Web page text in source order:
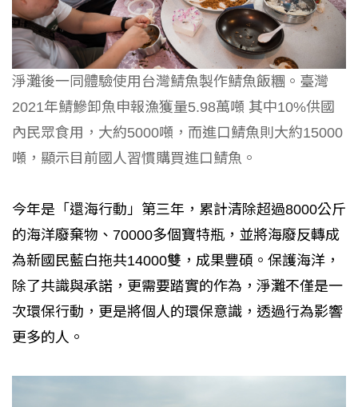
淨灘後一同體驗使用台灣鯖魚製作鯖魚飯糰。臺灣
2021年鯖鰺卸魚申報漁獲量5.98萬噸 其中10%供國
內民眾食用，大約5000噸，而進口鯖魚則大約15000
噸，顯示目前國人習慣購買進口鯖魚。
今年是「還海行動」第三年，累計清除超過8000公斤
的海洋廢棄物、70000多個寶特瓶，並將海廢反轉成
為新國民藍白拖共14000雙，成果豐碩。保護海洋，
除了共識與承諾，更需要踏實的作為，淨灘不僅是一
次環保行動，更是將個人的環保意識，透過行為影響
更多的人。